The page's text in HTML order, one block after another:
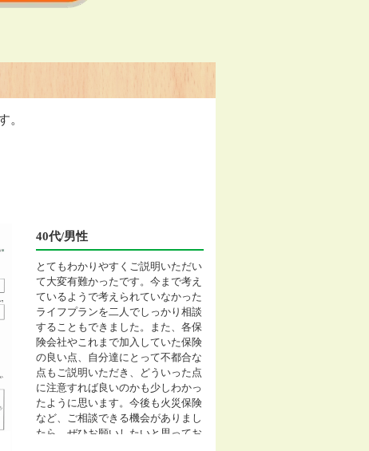
。
40代/男性
とてもわかりやすくご説明いただい
て大変有難かったです。今まで考え
ているようで考えられていなかった
ライフプランを二人でしっかり相談
することもできました。また、各保
険会社やこれまで加入していた保険
の良い点、自分達にとって不都合な
点もご説明いただき、どういった点
に注意すれば良いのかも少しわかっ
たように思います。今後も火災保険
など、ご相談できる機会がありまし
たら、ぜひお願いしたいと思ってお